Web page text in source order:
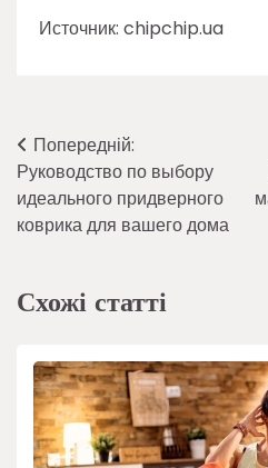
Источник: chipchip.ua
Навігація
записів
Попередній:
Руководство по выбору
идеального придверного
коврика для вашего дома
Схожі статті